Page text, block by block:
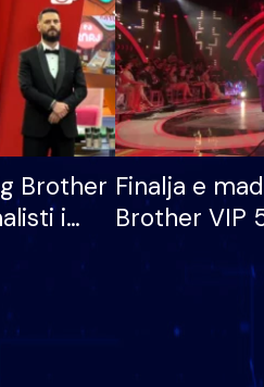
Brother
i
Finalja e
Brother VIP
banori i
dhe humb
të fituar